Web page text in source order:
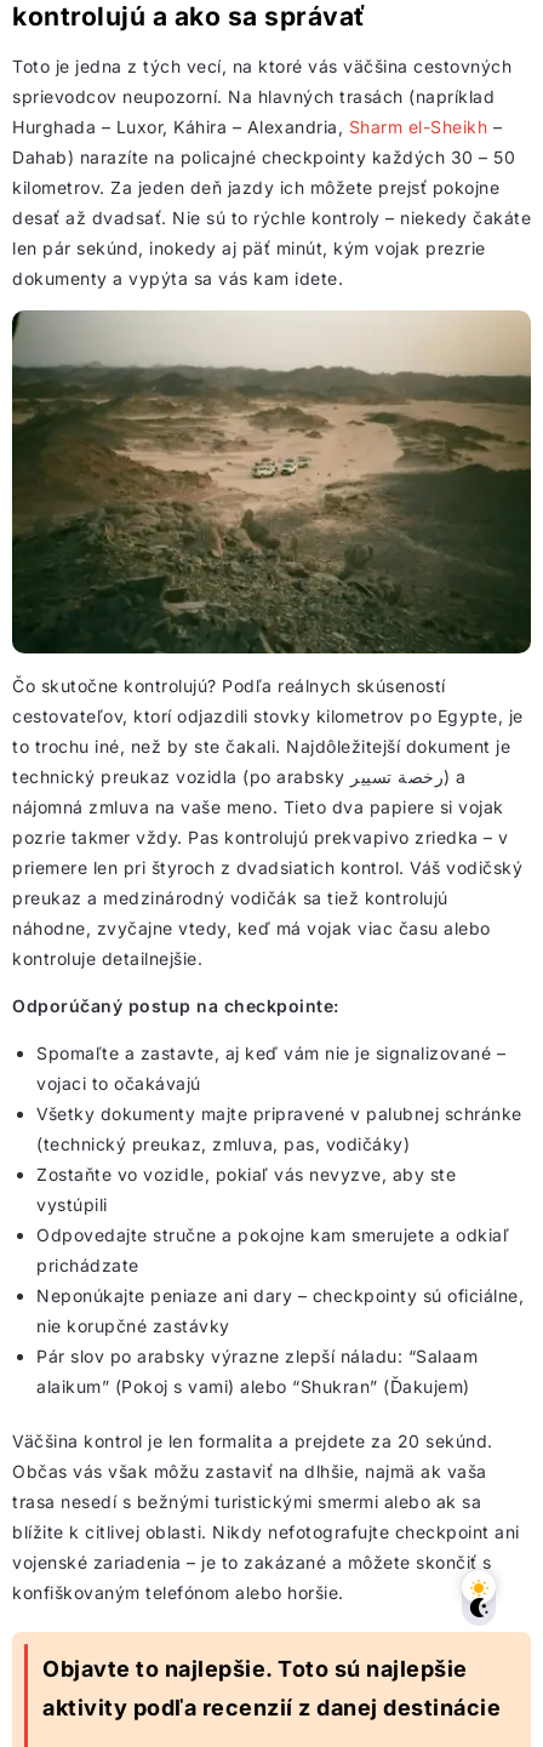
kontrolujú a ako sa správať
Toto je jedna z tých vecí, na ktoré vás väčšina cestovných
sprievodcov neupozorní. Na hlavných trasách (napríklad
Hurghada – Luxor, Káhira – Alexandria, Sharm el-Sheikh –
Dahab) narazíte na policajné checkpointy každých 30 – 50
kilometrov. Za jeden deň jazdy ich môžete prejsť pokojne
desať až dvadsať. Nie sú to rýchle kontroly – niekedy čakáte
len pár sekúnd, inokedy aj päť minút, kým vojak prezrie
dokumenty a vypýta sa vás kam idete.
Čo skutočne kontrolujú? Podľa reálnych skúseností
cestovateľov, ktorí odjazdili stovky kilometrov po Egypte, je
to trochu iné, než by ste čakali. Najdôležitejší dokument je
technický preukaz vozidla (po arabsky رخصة تسيير) a
nájomná zmluva na vaše meno. Tieto dva papiere si vojak
pozrie takmer vždy. Pas kontrolujú prekvapivo zriedka – v
priemere len pri štyroch z dvadsiatich kontrol. Váš vodičský
preukaz a medzinárodný vodičák sa tiež kontrolujú
náhodne, zvyčajne vtedy, keď má vojak viac času alebo
kontroluje detailnejšie.
Odporúčaný postup na checkpointe:
Spomaľte a zastavte, aj keď vám nie je signalizované –
vojaci to očakávajú
Všetky dokumenty majte pripravené v palubnej schránke
(technický preukaz, zmluva, pas, vodičáky)
Zostaňte vo vozidle, pokiaľ vás nevyzve, aby ste
vystúpili
Odpovedajte stručne a pokojne kam smerujete a odkiaľ
prichádzate
Neponúkajte peniaze ani dary – checkpointy sú oficiálne,
nie korupčné zastávky
Pár slov po arabsky výrazne zlepší náladu: “Salaam
alaikum” (Pokoj s vami) alebo “Shukran” (Ďakujem)
Väčšina kontrol je len formalita a prejdete za 20 sekúnd.
Občas vás však môžu zastaviť na dlhšie, najmä ak vaša
trasa nesedí s bežnými turistickými smermi alebo ak sa
blížite k citlivej oblasti. Nikdy nefotografujte checkpoint ani
vojenské zariadenia – je to zakázané a môžete skončiť s
konfiškovaným telefónom alebo horšie.
Objavte to najlepšie. Toto sú najlepšie
aktivity podľa recenzií z danej destinácie